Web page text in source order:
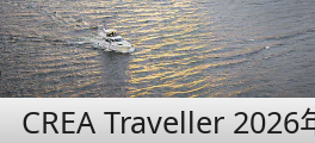
CREA Traveller